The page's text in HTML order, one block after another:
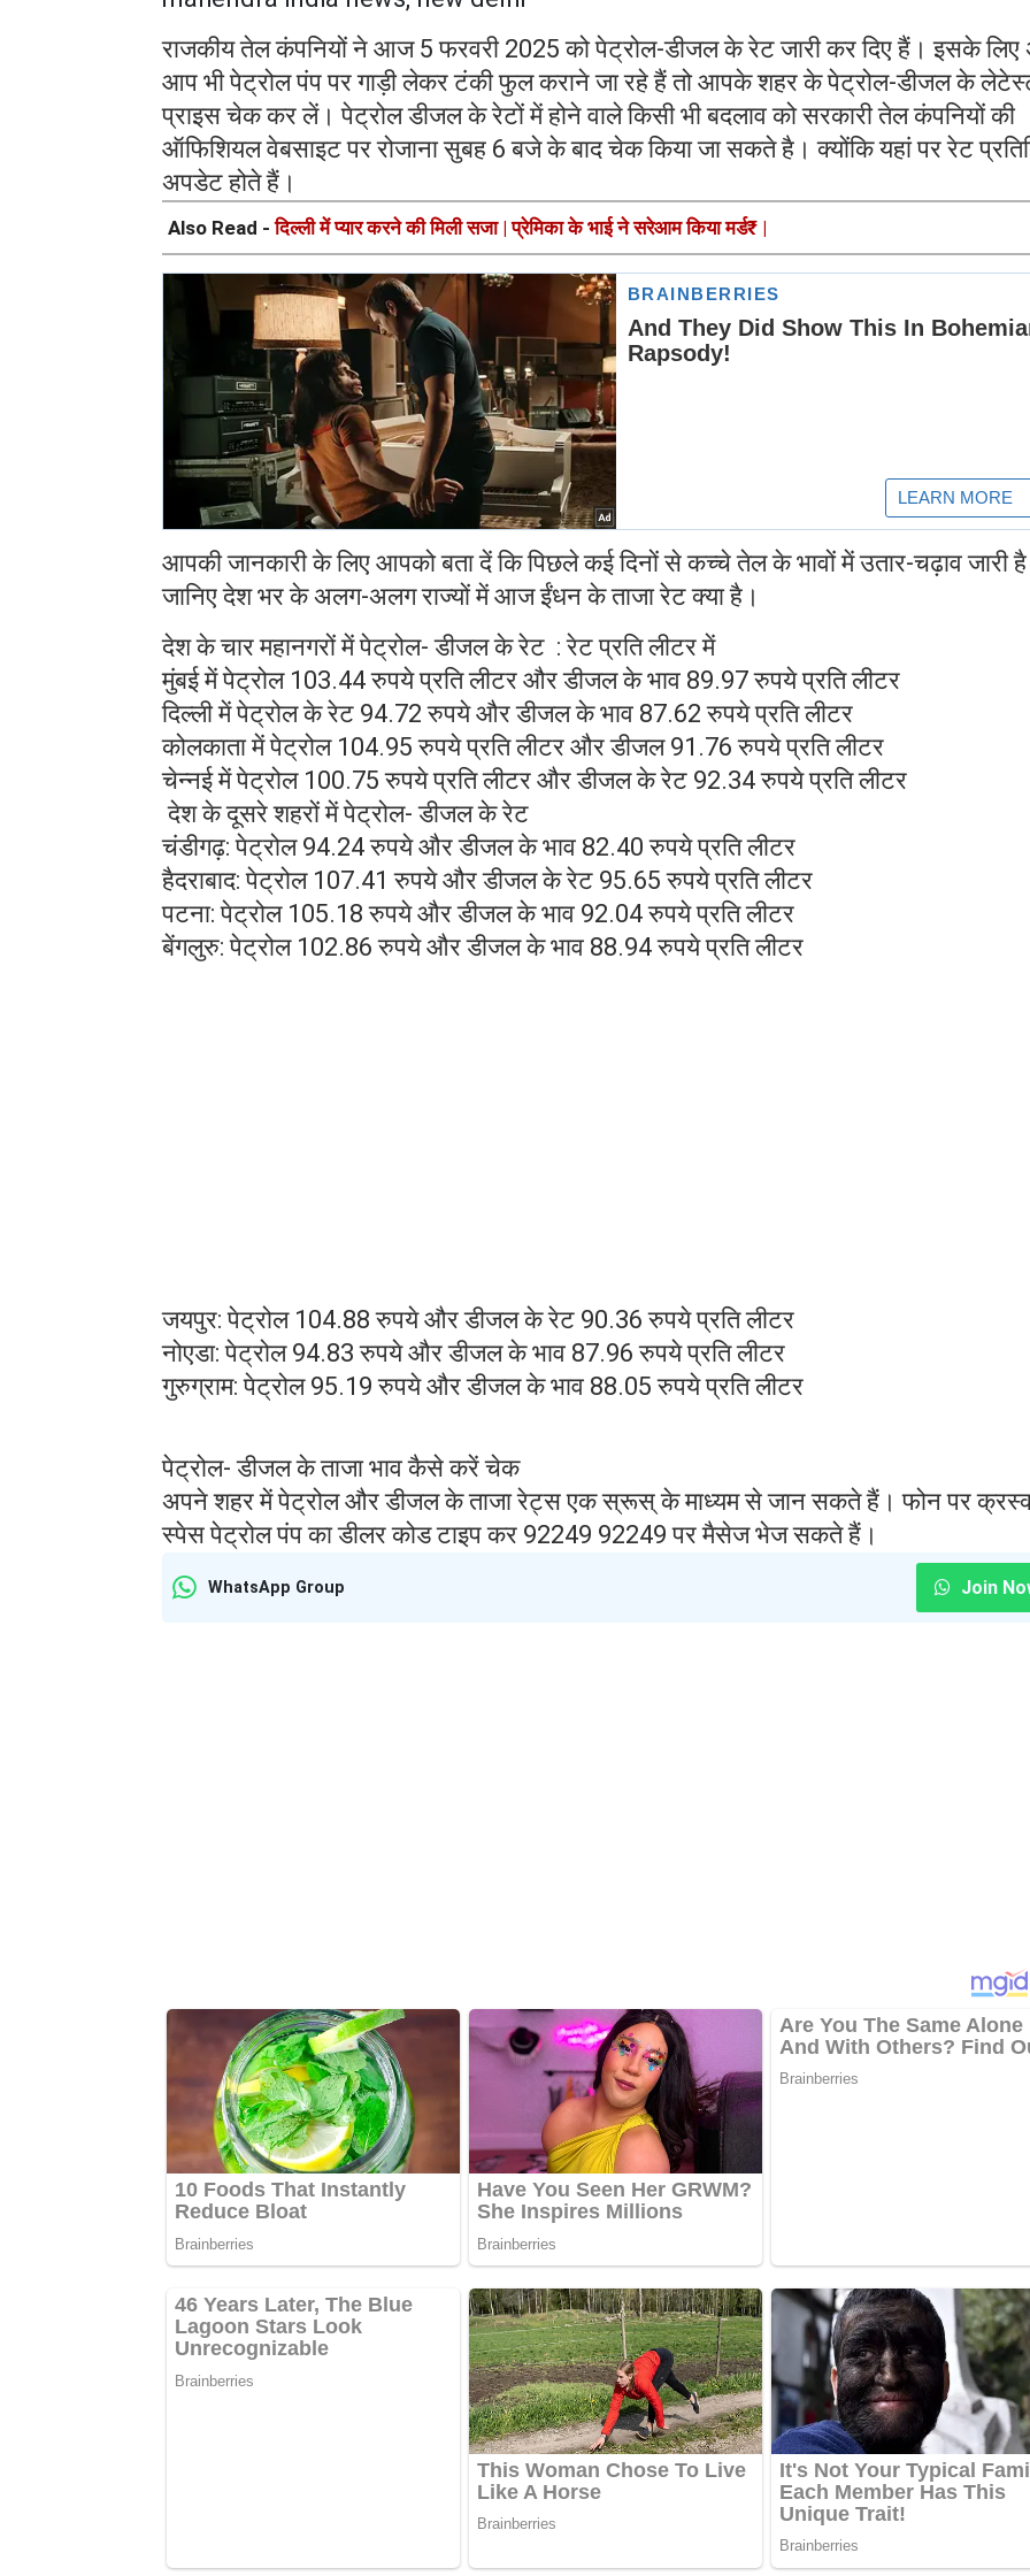
राजकीय तेल कंपनियों ने आज 5 फरवरी 2025 को पेट्रोल-डीजल के रेट जारी कर दिए हैं। इसके लिए
आप भी पेट्रोल पंप पर गाड़ी लेकर टंकी फुल कराने जा रहे हैं तो आपके शहर के पेट्रोल-डीजल के
प्राइस चेक कर लें। पेट्रोल डीजल के रेटों में होने वाले किसी भी बदलाव को सरकारी तेल कंपनियों की
ऑफिशियल वेबसाइट पर रोजाना सुबह 6 बजे के बाद चेक किया जा सकते है। क्योंकि यहां पर रेट
अपडेट होते हैं।
Also Read -दिल्ली में प्यार करने की मिली सजा | प्रेमिका के भाई ने सरेआम किया मर्ड₹ |
आपकी जानकारी के लिए आपको बता दें कि पिछले कई दिनों से कच्चे तेल के भावों में उतार-चढ़ाव जारी
जानिए देश भर के अलग-अलग राज्यों में आज ईंधन के ताजा रेट क्या है।
देश के चार महानगरों में पेट्रोल- डीजल के रेट : रेट प्रति लीटर में
मुंबई में पेट्रोल 103.44 रुपये प्रति लीटर और डीजल के भाव 89.97 रुपये प्रति लीटर
दिल्ली में पेट्रोल के रेट 94.72 रुपये और डीजल के भाव 87.62 रुपये प्रति लीटर
कोलकाता में पेट्रोल 104.95 रुपये प्रति लीटर और डीजल 91.76 रुपये प्रति लीटर
चेन्नई में पेट्रोल 100.75 रुपये प्रति लीटर और डीजल के रेट 92.34 रुपये प्रति लीटर
देश के दूसरे शहरों में पेट्रोल- डीजल के रेट
चंडीगढ़: पेट्रोल 94.24 रुपये और डीजल के भाव 82.40 रुपये प्रति लीटर
हैदराबाद: पेट्रोल 107.41 रुपये और डीजल के रेट 95.65 रुपये प्रति लीटर
पटना: पेट्रोल 105.18 रुपये और डीजल के भाव 92.04 रुपये प्रति लीटर
बेंगलुरु: पेट्रोल 102.86 रुपये और डीजल के भाव 88.94 रुपये प्रति लीटर
जयपुर: पेट्रोल 104.88 रुपये और डीजल के रेट 90.36 रुपये प्रति लीटर
नोएडा: पेट्रोल 94.83 रुपये और डीजल के भाव 87.96 रुपये प्रति लीटर
गुरुग्राम: पेट्रोल 95.19 रुपये और डीजल के भाव 88.05 रुपये प्रति लीटर
पेट्रोल- डीजल के ताजा भाव कैसे करें चेक
अपने शहर में पेट्रोल और डीजल के ताजा रेट्स एक स्रूस् के माध्यम से जान सकते हैं। फोन पर
स्पेस पेट्रोल पंप का डीलर कोड टाइप कर 92249 92249 पर मैसेज भेज सकते हैं।
WhatsApp Group Join